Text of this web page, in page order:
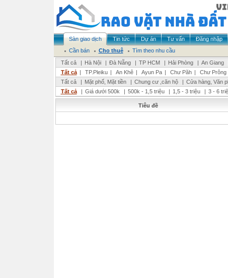
Sàn giao dịch Tin tức Dự án Tư vấn Đăng nhập
Cần bán
Cho thuê
Tìm theo nhu cầu
Tất cả
| Hà Nội | Đà Nẵng | TP HCM | Hải Phòng | An Giang
Tất cả | TP.Pleiku | An Khê | Ayun Pa | Chư Păh | Chư Prông
Tất cả
| Mặt phố, Mặt tiền | Chung cư ,căn hộ | Cửa hàng, Văn
Tất cả
| Giá dưới 500k | 500k - 1,5 triệu | 1,5 - 3 triệu | 3 - 6
Tiêu đề